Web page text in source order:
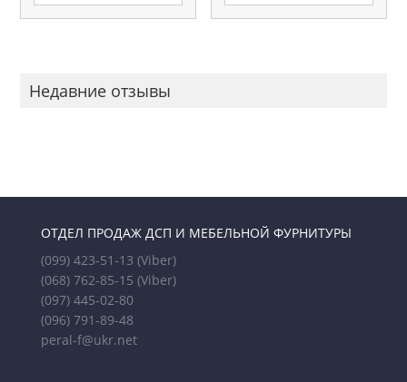
Недавние отзывы
ОТДЕЛ ПРОДАЖ ДСП И МЕБЕЛЬНОЙ ФУРНИТУРЫ
(099) 423-51-13 (Viber)
(068) 762-85-15 (Viber)
(097) 445-02-80
(096) 791-89-48
peral-f@ukr.net